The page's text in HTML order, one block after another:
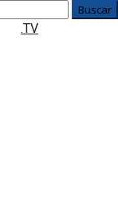
.TV
De Caja
19,100
Sedes